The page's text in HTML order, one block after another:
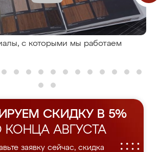
с которыми мы работаем
СКИДКУ В 5%
КОНЦА АВГУСТА
заявку сейчас, скидка